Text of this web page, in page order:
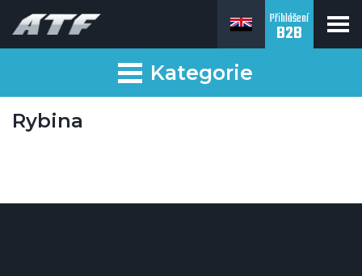
Přihlášení
B2B
Kategorie
Rybina